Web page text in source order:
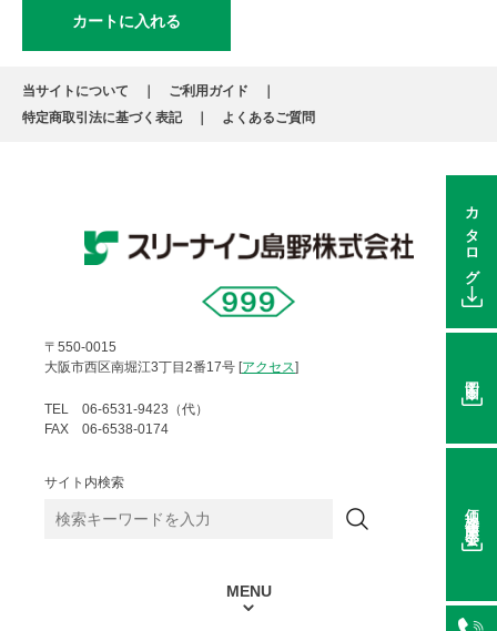
カートに入れる
当サイトについて
ご利用ガイド
特定商取引法に基づく表記
よくあるご質問
カタログ
価格在庫照会
〒550-0015
大阪市西区南堀江3丁目2番17号 [アクセス]
TEL 06-6531-9423（代）
FAX 06-6538-0174
サイト内検索
MENU